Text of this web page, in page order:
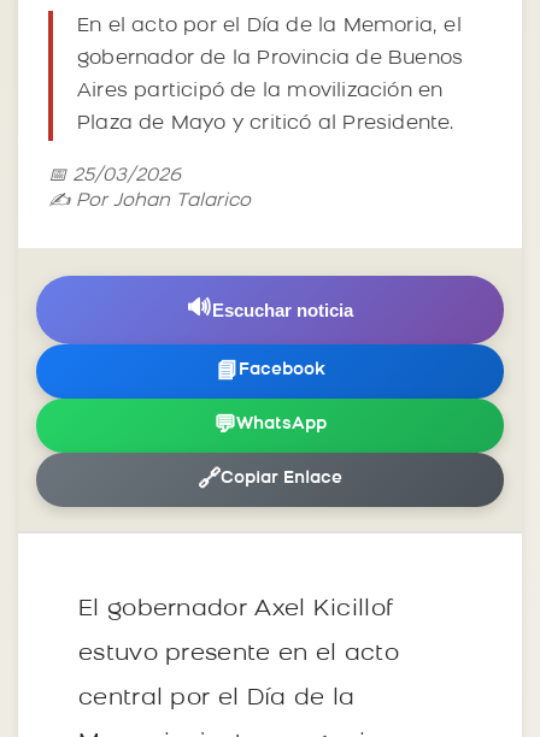
En el acto por el Día de la Memoria, el
gobernador de la Provincia de Buenos
Aires participó de la movilización en
Plaza de Mayo y criticó al Presidente.
📅 25/03/2026
✍️ Por Johan Talarico
🔊Escuchar noticia
📘 Facebook
💬WhatsApp
🔗Copiar Enlace
El gobernador Axel Kicillof
estuvo presente en el acto
central por el Día de la